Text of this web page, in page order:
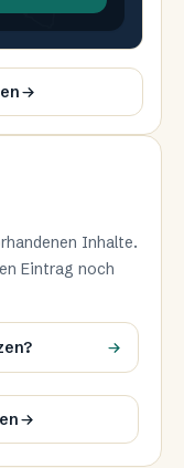
Inhalte.
Eintrag noch